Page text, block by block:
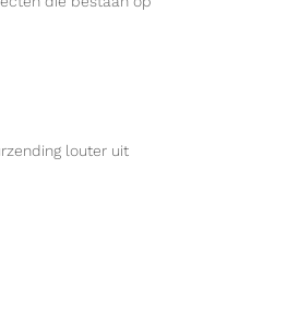
louter uit